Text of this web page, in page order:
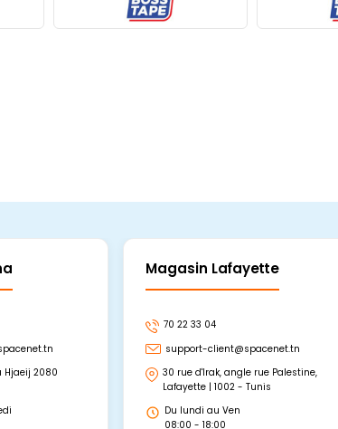
Hjaeij 2080
Magasin Lafayette
70 22 33 04
support-client@spacenet.tn
30 rue d'Irak, angle rue Palestine,
Lafayette | 1002 - Tunis
Du lundi au Ven
08:00 - 18:00